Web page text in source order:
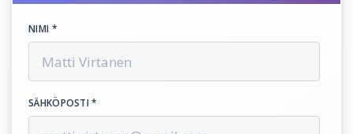
NIMI *
SÄHKÖPOSTI *